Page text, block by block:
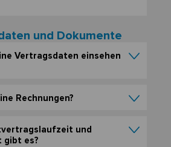
und Dokumente
Vertragsdaten einsehen
Rechnungen?
und
gibt es?